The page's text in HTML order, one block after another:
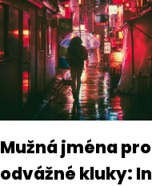
Mužná jména pro
odvážné kluky: